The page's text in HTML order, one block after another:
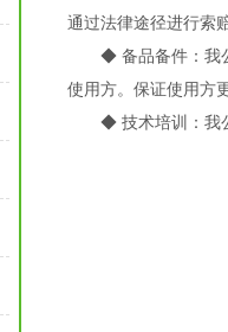
通过法律途径进行索
◆ 备品备件：我公
使用方。保证使用方
◆ 技术培训：我公